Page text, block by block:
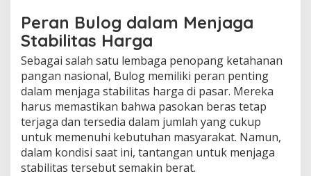
Peran Bulog dalam Menjaga
Stabilitas Harga
Sebagai salah satu lembaga penopang ketahanan
pangan nasional, Bulog memiliki peran penting
dalam menjaga stabilitas harga di pasar. Mereka
harus memastikan bahwa pasokan beras tetap
terjaga dan tersedia dalam jumlah yang cukup
untuk memenuhi kebutuhan masyarakat. Namun,
dalam kondisi saat ini, tantangan untuk menjaga
stabilitas tersebut semakin berat.